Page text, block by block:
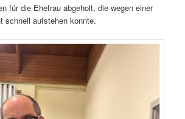
für die Ehefrau abgeholt, die wegen einer
schnell aufstehen konnte.